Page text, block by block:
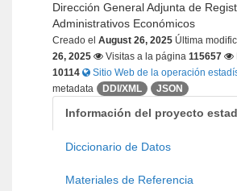
Dirección General Adjunta de
Administrativos Económicos
Creado el August 26, 2025 Última
26, 2025
Visitas a la página 115657
10114
Sitio Web de la operación
metadata
DDI/XML JSON
Información del proyecto
Diccionario de Datos
Materiales de Referencia